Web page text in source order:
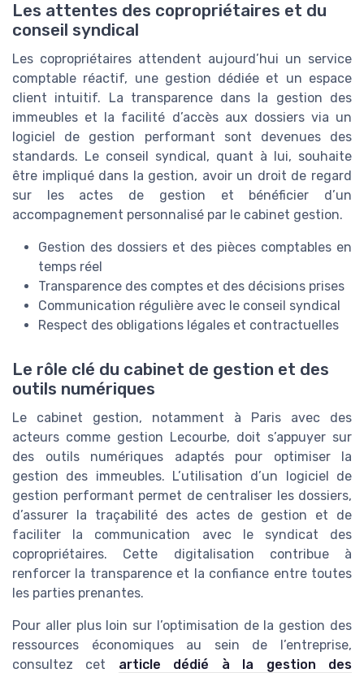
Les attentes des copropriétaires et du
conseil syndical
Les copropriétaires attendent aujourd’hui un service
comptable réactif, une gestion dédiée et un espace
client intuitif. La transparence dans la gestion des
immeubles et la facilité d’accès aux dossiers via un
logiciel de gestion performant sont devenues des
standards. Le conseil syndical, quant à lui, souhaite
être impliqué dans la gestion, avoir un droit de regard
sur les actes de gestion et bénéficier d’un
accompagnement personnalisé par le cabinet gestion.
Gestion des dossiers et des pièces comptables en
temps réel
Transparence des comptes et des décisions prises
Communication régulière avec le conseil syndical
Respect des obligations légales et contractuelles
Le rôle clé du cabinet de gestion et des
outils numériques
Le cabinet gestion, notamment à Paris avec des
acteurs comme gestion Lecourbe, doit s’appuyer sur
des outils numériques adaptés pour optimiser la
gestion des immeubles. L’utilisation d’un logiciel de
gestion performant permet de centraliser les dossiers,
d’assurer la traçabilité des actes de gestion et de
faciliter la communication avec le syndicat des
copropriétaires. Cette digitalisation contribue à
renforcer la transparence et la confiance entre toutes
les parties prenantes.
Pour aller plus loin sur l’optimisation de la gestion des
ressources économiques au sein de l’entreprise,
consultez cet article dédié à la gestion des